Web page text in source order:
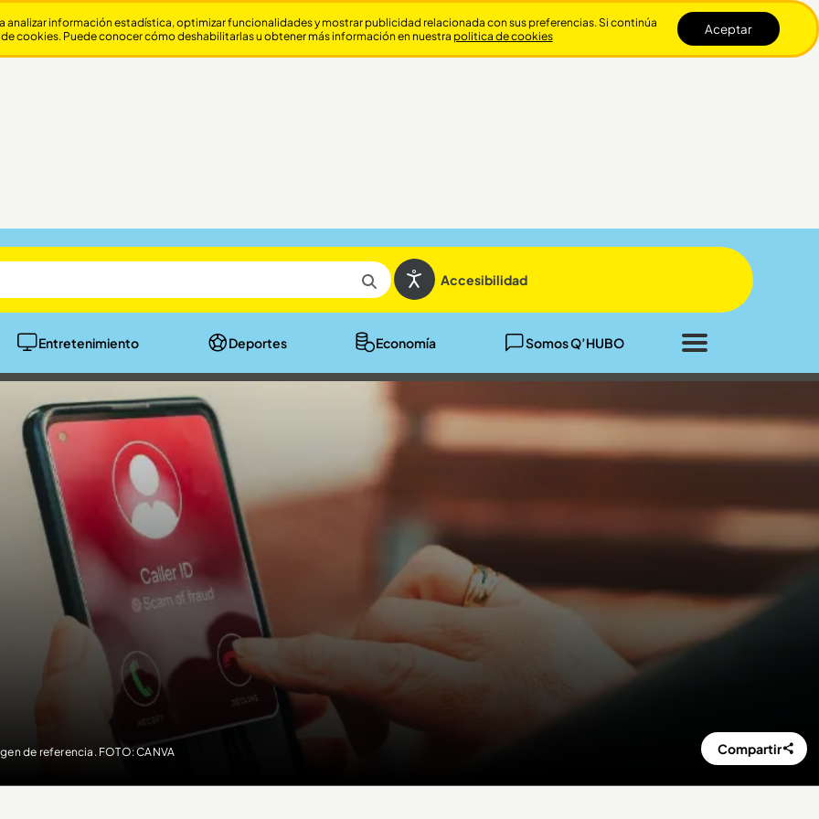
Accesibilidad
Entretenimiento Deportes Economía Somos Q’HUBO
Cerrar
de referencia. FOTO: CANVA Compartir
información estadística, optimizar funcionalidades y mostrar publicidad relacionada con sus preferencias. Si continúa
cookies. Puede conocer cómo deshabilitarlas u obtener más información en nuestra politica de cookies Aceptar